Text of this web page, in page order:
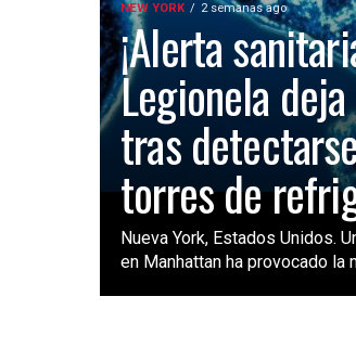
NEW YORK 2 semanas ago
¡Alerta
Legionela
tras
torres de
Nueva York, Estados Unidos.
en Manhattan ha provocado la